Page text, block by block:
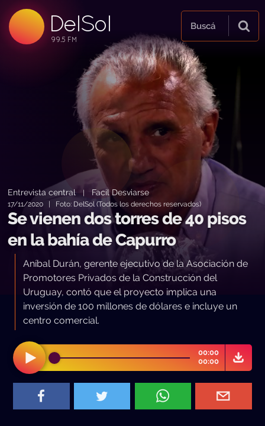
DelSol
99.5 FM
99.5 FM
99.5 FM
Buscá
Entrevista central | Facil Desviarse
17/11/2020 | Foto: DelSol (Todos los derechos reservados)
Se vienen dos torres de 40 pisos
en la bahía de Capurro
Aníbal Durán, gerente ejecutivo de la Asociación de
Promotores Privados de la Construcción del
Uruguay, contó que el proyecto implica una
inversión de 100 millones de dólares e incluye un
centro comercial.
00:00
00:00